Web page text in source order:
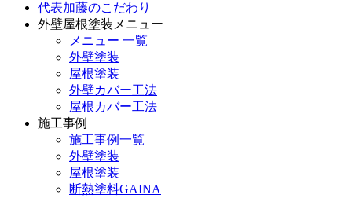
代表加藤のこだわり
外壁屋根塗装メニュー
メニュー 一覧
外壁塗装
屋根塗装
外壁カバー工法
屋根カバー工法
施工事例
施工事例一覧
外壁塗装
屋根塗装
断熱塗料GAINA